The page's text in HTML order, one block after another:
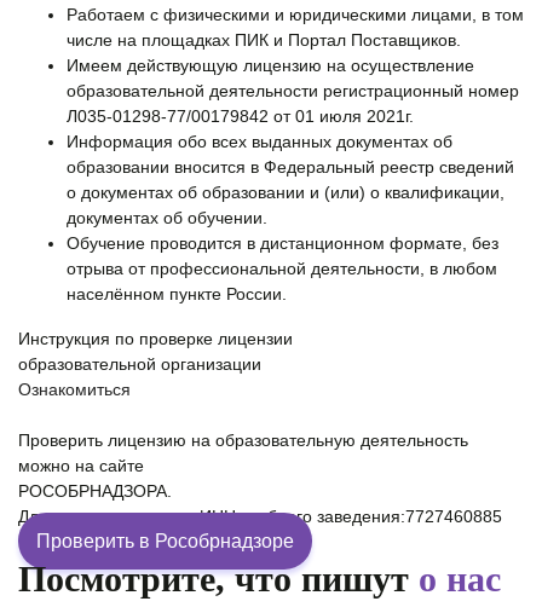
Работаем с физическими и юридическими лицами, в том
числе на площадках ПИК и Портал Поставщиков.
Имеем действующую лицензию на осуществление
образовательной деятельности регистрационный номер
Л035-01298-77/00179842 от 01 июля 2021г.
Информация обо всех выданных документах об
образовании вносится в Федеральный реестр сведений
о документах об образовании и (или) о квалификации,
документах об обучении.
Обучение проводится в дистанционном формате, без
отрыва от профессиональной деятельности, в любом
населённом пункте России.
Инструкция по проверке лицензии
образовательной организации
Ознакомиться
Проверить лицензию на образовательную деятельность
можно на сайте
РОСОБРНАДЗОРА.
Для проверки введите ИНН учебного заведения:7727460885
Проверить в Рособрнадзоре
Посмотрите, что пишут о нас